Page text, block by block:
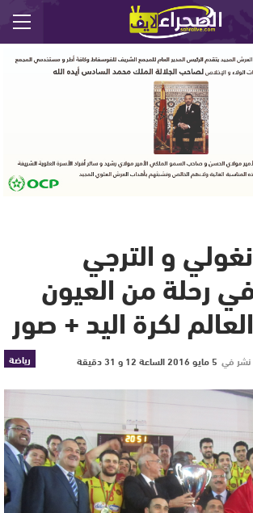
و الترجي
رحلة من العيون
لكرة اليد + صور
رياضة نشر في 5 مايو 2016 الساعة 12 و 31 دقيقة